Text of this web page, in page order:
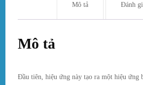
Mô tả Đánh
Mô tả
Đầu tiên, hiệu ứng này tạo ra một hiệu ứng